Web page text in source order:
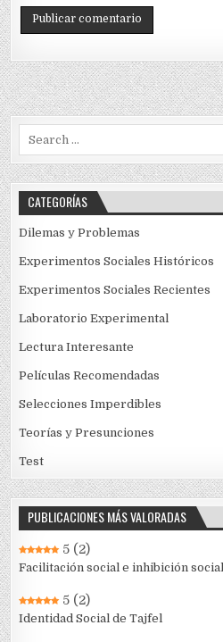
CATEGORÍAS
Dilemas y Problemas
Experimentos Sociales Históricos
Experimentos Sociales Recientes
Laboratorio Experimental
Lectura Interesante
Películas Recomendadas
Selecciones Imperdibles
Teorías y Presunciones
Test
PUBLICACIONES MÁS VALORADAS
5 (2)
Facilitación social e inhibición social
5 (2)
Identidad Social de Tajfel